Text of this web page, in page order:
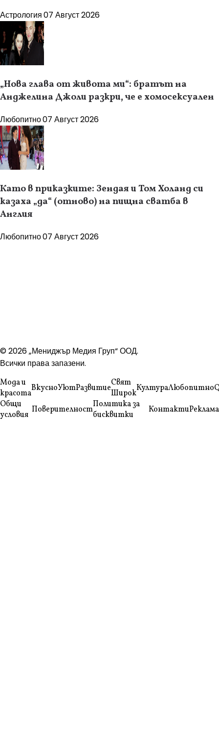
Астрология07 Август 2026
„Нова глава от живота ми“: братът на
Анджелина Джоли разкри, че е хомосексуален
Любопитно07 Август 2026
Като в приказките: Зендая и Том Холанд си
казаха „да“ (отново) на пищна сватба в
Англия
Любопитно07 Август 2026
© 2026 „Мениджър Медия Груп“ ООД.
Всички права запазени.
Мода и
красотаВкусноУютРазвитиеСвят
ШирокКултураЛюбопитно
Общи
условия ПоверителностПолитика за
бисквитки
КонтактиРеклама